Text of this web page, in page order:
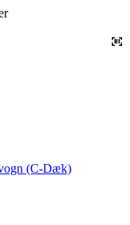
(C-Dæk)